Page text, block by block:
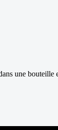
une bouteille